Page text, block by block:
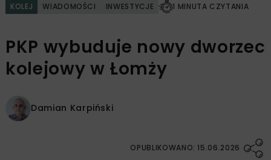
KOLEJ WIADOMOŚCI INWESTYCJE 1 MINUTA CZYTANIA
PKP wybuduje nowy dworzec
kolejowy w Łomży
Damian Karpiński
OPUBLIKOWANO: 15.06.2026